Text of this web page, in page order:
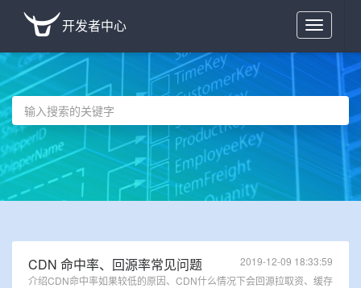
Toggle
navigation
开发者中心
CDN 命中率、回源率常见问题
介绍CDN命中率如果较低的原因、CDN什么情况下会回源拉取资、缓存
2019-12-09 18:33:59